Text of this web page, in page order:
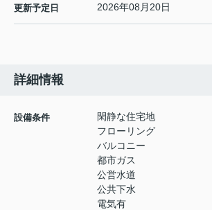
更新予定日 2026年08月20日
詳細情報
設備条件
閑静な住宅地
フローリング
バルコニー
都市ガス
公営水道
公共下水
電気有